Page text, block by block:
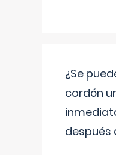
¿Se
cordón
después